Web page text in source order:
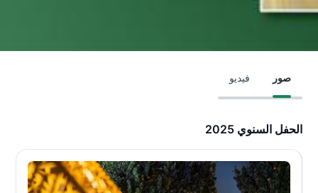
صور فيديو
الحفل السنوي 2025